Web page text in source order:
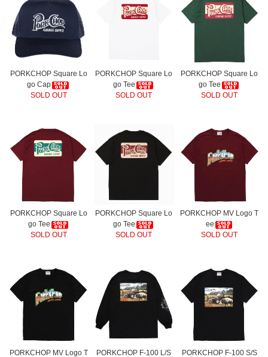
PORKCHOP Square Lo
go Cap
SOLD OUT
PORKCHOP Square Lo
go Tee
SOLD OUT
PORKCHOP Square Lo
go Tee
SOLD OUT
PORKCHOP Square Lo
go Tee
SOLD OUT
PORKCHOP Square Lo
go Tee
SOLD OUT
PORKCHOP MV Logo T
ee
SOLD OUT
PORKCHOP MV Logo T PORKCHOP F-100 L/S PORKCHOP F-100 S/S